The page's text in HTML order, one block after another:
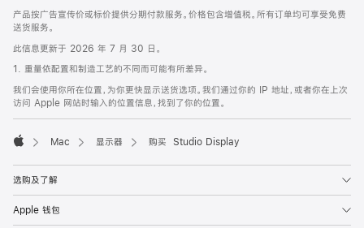
产品按广告宣传价或标价提供分期付款服务。价格包含增值税。所有订单均可享受免费
送货服务。
此信息更新于 2026 年 7 月 30 日。
1. 重量依配置和制造工艺的不同而可能有所差异。
我们会使用你所在位置，为你更快显示送货选项。我们通过你的 IP 地址，或者你在上次
访问 Apple 网站时输入的位置信息，找到了你的位置。
Mac 显示器 购买 Studio Display
选购及了解
Apple 钱包